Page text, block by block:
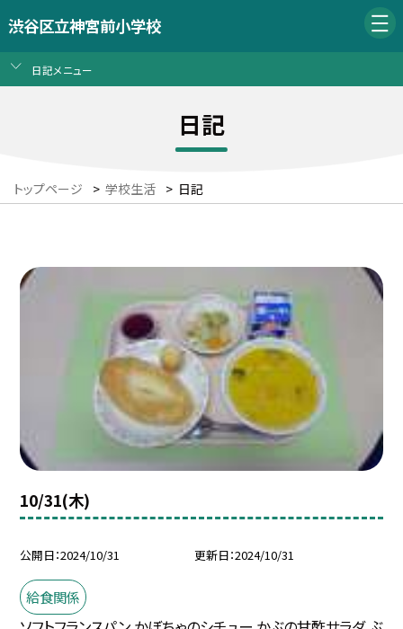
渋谷区立神宮前小学校
日記メニュー
日記
トップページ > 学校生活 > 日記
10/31(木)
公開日 2024/10/31 更新日 2024/10/31
給食関係